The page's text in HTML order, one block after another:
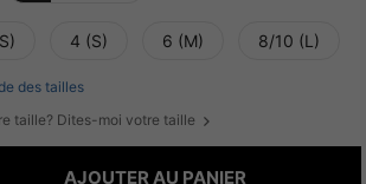
4 (S) 6 (M) 8/10 (L)
des tailles
taille? Dites-moi votre taille
AJOUTER AU PANIER